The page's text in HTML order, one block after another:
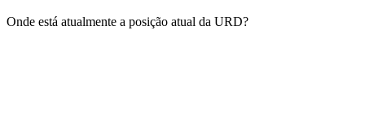
Onde está atualmente a posição atual da URD?